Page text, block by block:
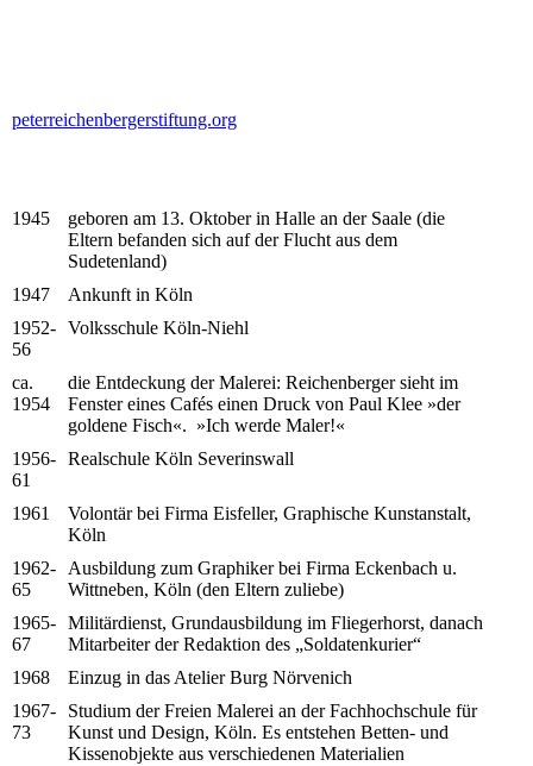
peterreichenbergerstiftung.org
1945
geboren am 13. Oktober in Halle an der Saale (die
Eltern befanden sich auf der Flucht aus dem
Sudetenland)
1947
Ankunft in Köln
1952-
56
Volksschule Köln-Niehl
ca.
1954
die Entdeckung der Malerei: Reichenberger sieht im
Fenster eines Cafés einen Druck von Paul Klee »der
goldene Fisch«. »Ich werde Maler!«
1956-
61
Realschule Köln Severinswall
1961
Volontär bei Firma Eisfeller, Graphische Kunstanstalt,
Köln
1962-
65
Ausbildung zum Graphiker bei Firma Eckenbach u.
Wittneben, Köln (den Eltern zuliebe)
1965-
67
Militärdienst, Grundausbildung im Fliegerhorst, danach
Mitarbeiter der Redaktion des „Soldatenkurier“
1968
Einzug in das Atelier Burg Nörvenich
1967-
73
Studium der Freien Malerei an der Fachhochschule für
Kunst und Design, Köln. Es entstehen Betten- und
Kissenobjekte aus verschiedenen Materialien